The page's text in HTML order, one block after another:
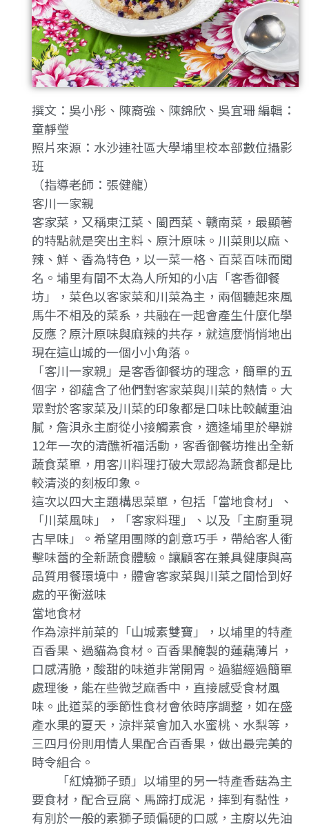
撰文：吳小彤、陳裔強、陳錦欣、吳宜珊 編輯：
童靜瑩
照片來源：水沙連社區大學埔里校本部數位攝影
班
（指導老師：張健龍）
客川一家親
客家菜，又稱東江菜、閩西菜、贛南菜，最顯著
的特點就是突出主料、原汁原味。川菜則以麻、
辣、鮮、香為特色，以一菜一格、百菜百味而聞
名。埔里有間不太為人所知的小店「客香御餐
坊」，菜色以客家菜和川菜為主，兩個聽起來風
馬牛不相及的菜系，共融在一起會產生什麼化學
反應？原汁原味與麻辣的共存，就這麼悄悄地出
現在這山城的一個小小角落。
「客川一家親」是客香御餐坊的理念，簡單的五
個字，卻蘊含了他們對客家菜與川菜的熱情。大
眾對於客家菜及川菜的印象都是口味比較鹹重油
膩，詹浿永主廚從小接觸素食，適逢埔里於舉辦
12年一次的清醮祈福活動，客香御餐坊推出全新
蔬食菜單，用客川料理打破大眾認為蔬食都是比
較清淡的刻板印象。
這次以四大主題構思菜單，包括「當地食材」、
「川菜風味」，「客家料理」、以及「主廚重現
古早味」。希望用團隊的創意巧手，帶給客人衝
擊味蕾的全新蔬食體驗。讓顧客在兼具健康與高
品質用餐環境中，體會客家菜與川菜之間恰到好
處的平衡滋味
當地食材
作為涼拌前菜的「山城素雙寶」，以埔里的特產
百香果、過貓為食材。百香果醃製的蓮藕薄片，
口感清脆，酸甜的味道非常開胃。過貓經過簡單
處理後，能在些微芝麻香中，直接感受食材風
味。此道菜的季節性食材會依時序調整，如在盛
產水果的夏天，涼拌菜會加入水蜜桃、水梨等，
三四月份則用情人果配合百香果，做出最完美的
時令組合。
「紅燒獅子頭」以埔里的另一特產香菇為主
要食材，配合豆腐、馬蹄打成泥，摔到有黏性，
有別於一般的素獅子頭偏硬的口感，主廚以先油